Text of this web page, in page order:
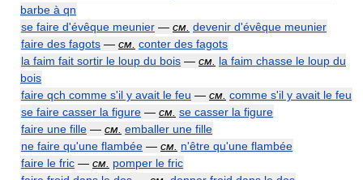
barbe à qn
se faire d'évêque meunier — см. devenir d'évêque meunier
faire des fagots — см. conter des fagots
la faim fait sortir le loup du bois — см. la faim chasse le loup du
bois
faire qch comme s'il y avait le feu — см. comme s'il y avait le feu
se faire casser la figure — см. se casser la figure
faire une fille — см. emballer une fille
ne faire qu'une flambée — см. n'être qu'une flambée
faire le fric — см. pomper le fric